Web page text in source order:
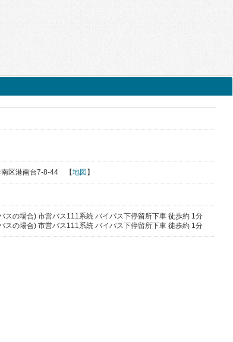
区港南台7-8-44 【地図 】
スの場合) 市営バス111系統 バイパス下停留所下車 徒歩約 1分
スの場合) 市営バス111系統 バイパス下停留所下車 徒歩約 1分